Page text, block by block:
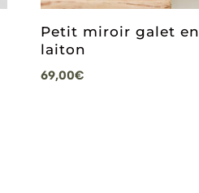
Petit miroir galet en
laiton
69,00€